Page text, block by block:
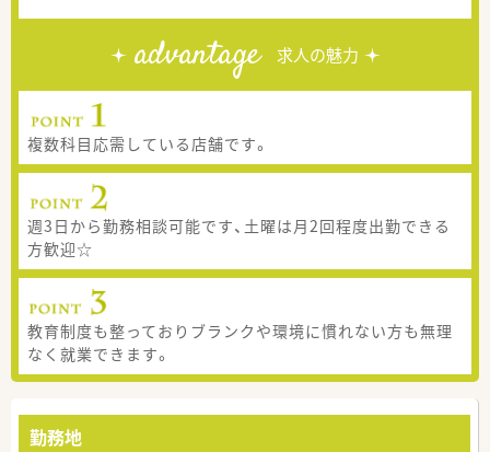
advantage 求人の魅力
複数科目応需している店舗です。
週3日から勤務相談可能です、土曜は月2回程度出勤できる
方歓迎☆
教育制度も整っておりブランクや環境に慣れない方も無理
なく就業できます。
勤務地